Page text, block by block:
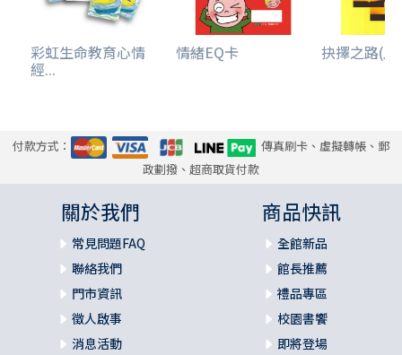
彩虹生命教育心情
經...
情緒EQ卡 抉擇之路(
付款方式：
傳真刷卡、虛擬轉帳、郵
政劃撥、超商取貨付款
關於我們
常見問題FAQ
聯絡我們
門市資訊
徵人啟事
消息活動
商品快訊
全館新品
館長推薦
禮品專區
校園書饗
即將登場